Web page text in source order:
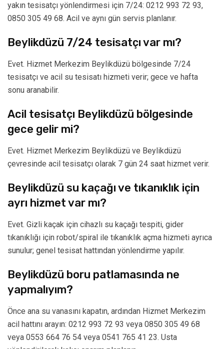
yakın tesisatçı yönlendirmesi için 7/24: 0212 993 72 93,
0850 305 49 68. Acil ve aynı gün servis planlanır.
Beylikdüzü 7/24 tesisatçı var mı?
Evet. Hizmet Merkezim Beylikdüzü bölgesinde 7/24
tesisatçı ve acil su tesisatı hizmeti verir; gece ve hafta
sonu aranabilir.
Acil tesisatçı Beylikdüzü bölgesinde
gece gelir mi?
Evet. Hizmet Merkezim Beylikdüzü ve Beylikdüzü
çevresinde acil tesisatçı olarak 7 gün 24 saat hizmet verir.
Beylikdüzü su kaçağı ve tıkanıklık için
ayrı hizmet var mı?
Evet. Gizli kaçak için cihazlı su kaçağı tespiti, gider
tıkanıklığı için robot/spiral ile tıkanıklık açma hizmeti ayrıca
sunulur; genel tesisat hattından yönlendirme yapılır.
Beylikdüzü boru patlamasında ne
yapmalıyım?
Önce ana su vanasını kapatın, ardından Hizmet Merkezim
acil hattını arayın: 0212 993 72 93 veya 0850 305 49 68
veya 0553 664 76 54 veya 0541 765 41 23. Usta